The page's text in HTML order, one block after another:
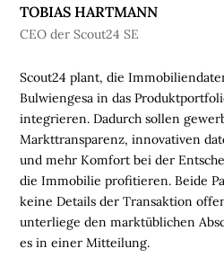
S
T
K
I
M
M
O
B
I
L
I
Scout24 plant, die
Bulwiengesa in das
integrieren. Dadurch sollen
Markttransparenz, innovativen
und mehr Komfort bei der
die Immobilie profitieren. Beide
keine Details der Transaktion
unterliege den marktüblichen
es in einer Mitteilung.
TOBIAS HARTMANN
CEO der Scout24 SE